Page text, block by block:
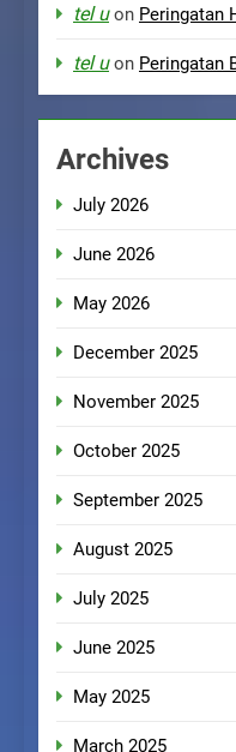
tel uon Peringatan
tel uon Peringatan
Archives
July 2026
June 2026
May 2026
December 2025
November 2025
October 2025
September 2025
August 2025
July 2025
June 2025
May 2025
March 2025